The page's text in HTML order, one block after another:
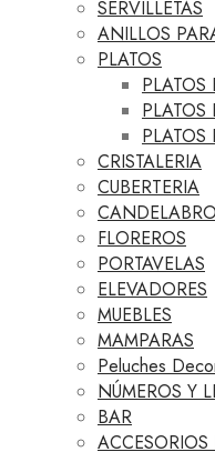
SERVILLETAS
ANILLOS
PLATOS
PLATOS
PLATOS
PLATOS
CRISTALERIA
CUBERTERIA
FLOREROS
PORTAVELAS
ELEVADORES
MUEBLES
MAMPARAS
Peluches
NÚMEROS Y
BAR